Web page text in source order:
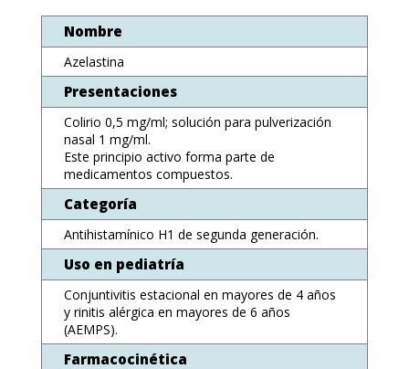
Nombre
Azelastina
Presentaciones
Colirio 0,5 mg/ml; solución para pulverización
nasal 1 mg/ml.
Este principio activo forma parte de
medicamentos compuestos.
Categoría
Antihistamínico H1 de segunda generación.
Uso en pediatría
Conjuntivitis estacional en mayores de 4 años
y rinitis alérgica en mayores de 6 años
(AEMPS).
Farmacocinética